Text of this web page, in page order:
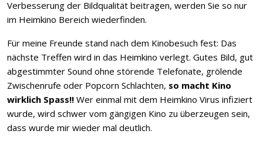
Verbesserung der Bildqualität beitragen, werden Sie so nur
im Heimkino Bereich wiederfinden.
Für meine Freunde stand nach dem Kinobesuch fest: Das
nächste Treffen wird in das Heimkino verlegt. Gutes Bild, gut
abgestimmter Sound ohne störende Telefonate, grölende
Zwischenrufe oder Popcorn Schlachten, so macht Kino
wirklich Spass!! Wer einmal mit dem Heimkino Virus infiziert
wurde, wird schwer vom gängigen Kino zu überzeugen sein,
dass wurde mir wieder mal deutlich.